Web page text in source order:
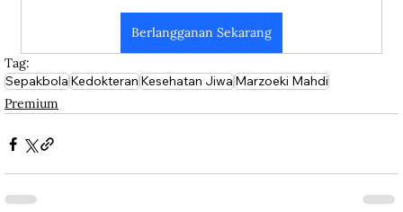
Berlangganan Sekarang
Tag:
SepakbolaKedokteranKesehatan JiwaMarzoeki Mahdi
Premium